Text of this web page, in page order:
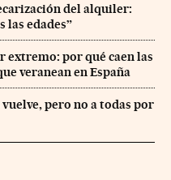
del alquiler:
las edades”
extremo: por qué caen las
veranean en España
pero no a todas por